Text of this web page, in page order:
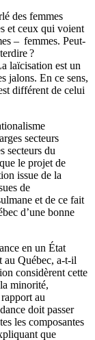
des femmes
et ceux qui voient
– femmes. Peut-
?
laïcisation est un
jalons. En ce sens,
différent de celui
secteurs
secteurs du
le projet de
issue de la
de
et de ce fait
d’une bonne
en un État
au Québec, a-t-il
considèrent cette
minorité,
au
doit passer
les composantes
que